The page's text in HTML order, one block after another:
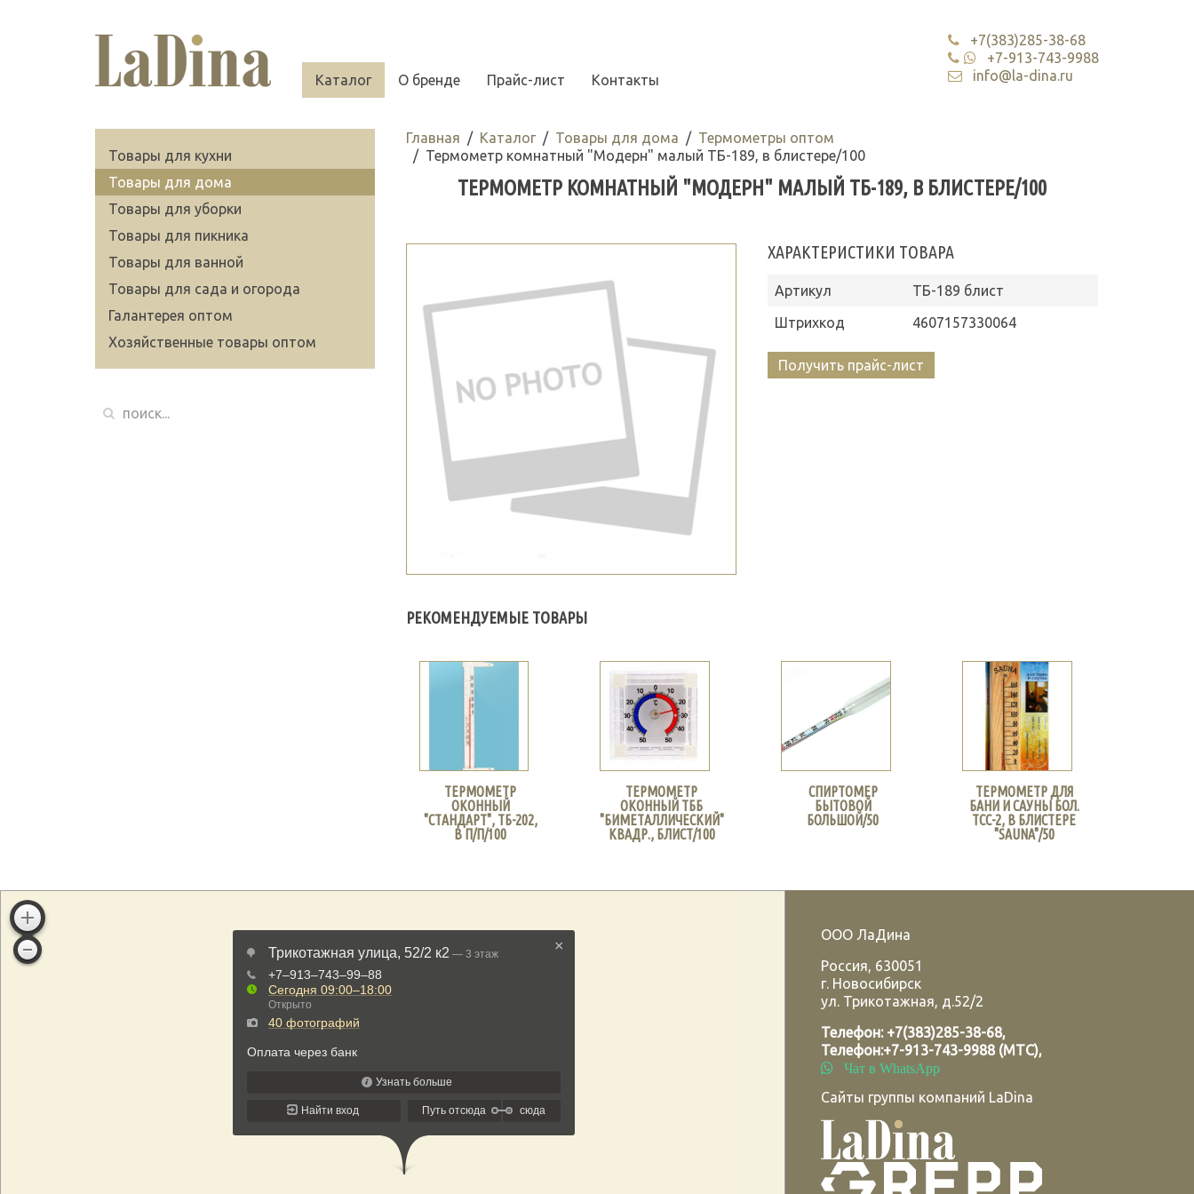
Каталог О бренде Прайс-лист Контакты
+7(383)285-38-68
+7-913-743-9988
info@la-dina.ru
Главная Каталог Товары для дома
Термометры оптом
Термометр комнатный "Модерн" малый ТБ-189, в блистере/100
ТЕРМОМЕТР КОМНАТНЫЙ "МОДЕРН" МАЛЫЙ ТБ-189, В БЛИСТЕРЕ/100
ХАРАКТЕРИСТИКИ ТОВАРА
Артикул
ТБ-189 блист
Штрихкод
4607157330064
Получить прайс-лист
РЕКОМЕНДУЕМЫЕ ТОВАРЫ
ТЕРМОМЕТР
ОКОННЫЙ
"СТАНДАРТ", ТБ-202,
В П/П/100
ТЕРМОМЕТР
ОКОННЫЙ ТББ
"БИМЕТАЛЛИЧЕСКИЙ"
КВАДР., БЛИСТ/100
СПИРТОМЕР
БЫТОВОЙ
БОЛЬШОЙ/50
ТЕРМОМЕТР ДЛЯ
БАНИ И САУНЫ БОЛ.
ТСС-2, В БЛИСТЕРЕ
"SAUNA"/50
Товары для кухни
Товары для дома
Товары для уборки
Товары для пикника
Товары для ванной
Товары для сада и огорода
Галантерея оптом
Хозяйственные товары оптом
ООО ЛаДина
Россия, 630051
г. Новосибирск
ул. Трикотажная, д.52/2
Телефон: +7(383)285-38-68,
Телефон:+7-913-743-9988 (МТС),
Чат в WhatsApp
Сайты группы компаний LaDina